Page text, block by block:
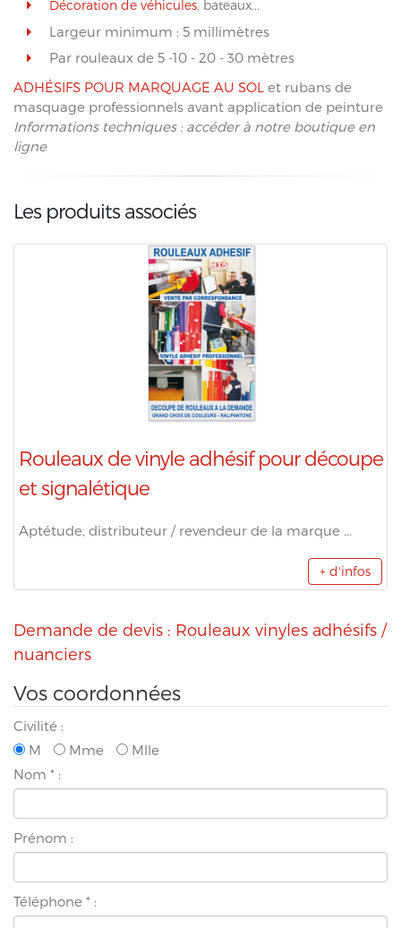
Décoration de véhicules, bateaux...
Largeur minimum : 5 millimètres
Par rouleaux de 5 -10 - 20 - 30 mètres
ADHÉSIFS POUR MARQUAGE AU SOL et rubans de
masquage professionnels avant application de peinture
Informations techniques : accéder à notre boutique en
ligne
Les produits associés
Rouleaux de vinyle adhésif pour découpe
et signalétique
Aptétude, distributeur / revendeur de la marque ...
+ d'infos
Demande de devis : Rouleaux vinyles adhésifs /
nuanciers
Vos coordonnées
Civilité :
M
Mme
Mlle
Nom * :
Prénom :
Téléphone * :